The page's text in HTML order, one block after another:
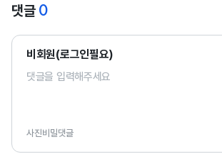
댓글 0
비회원(로그인필요)
사진비밀댓글